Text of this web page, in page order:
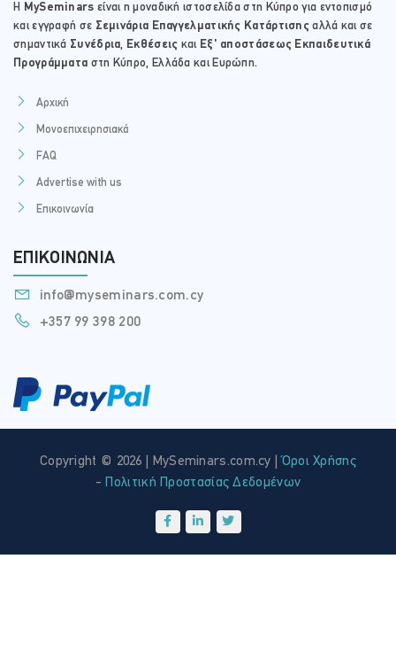
Η MySeminars είναι η μοναδική ιστοσελίδα στη Κύπρο για εντοπισμό
και εγγραφή σε Σεμινάρια Επαγγελματικής Κατάρτισης αλλά και σε
σημαντικά Συνέδρια, Εκθέσεις και Εξ' αποστάσεως Εκπαιδευτικά
Προγράμματα στη Κύπρο, Ελλάδα και Ευρώπη.
Αρχική
Μονοεπιχειρησιακά
FAQ
Advertise with us
Επικοινωνία
ΕΠΙΚΟΙΝΩΝΊΑ
info@myseminars.com.cy
+357 99 398 200
Copyright © 2026 | MySeminars.com.cy |Όροι Χρήσης
-Πολιτική Προστασίας Δεδομένων